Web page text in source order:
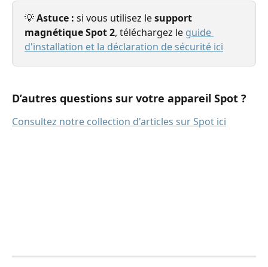
💡 Astuce : si vous utilisez le support
magnétique Spot 2, téléchargez le guide
d'installation et la déclaration de sécurité ici
D’autres questions sur votre appareil Spot ?
Consultez notre collection d'articles sur Spot ici